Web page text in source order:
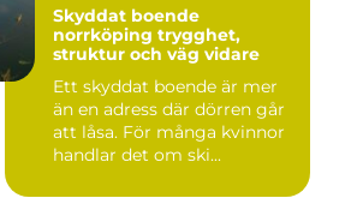
Skyddat boende
norrköping trygghet,
struktur och väg vidare
Ett skyddat boende är mer
än en adress där dörren går
att låsa. För många kvinnor
handlar det om ski...